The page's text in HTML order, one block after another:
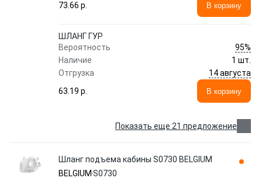
73.66 p.
В корзину
ШЛАНГ ГУР
Вероятность
95%
Наличие
1 шт.
Отгрузка
14 августа
63.19 p.
В корзину
Показать еще 21 предложение
Шланг подъема кабины S0730 BELGIUM
BELGIUM S0730